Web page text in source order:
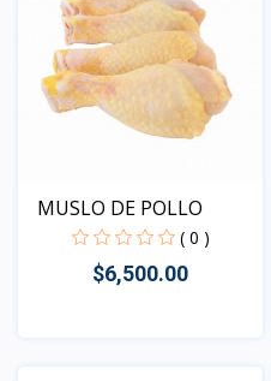
MUSLO DE POLLO
( 0 )
$6,500.00